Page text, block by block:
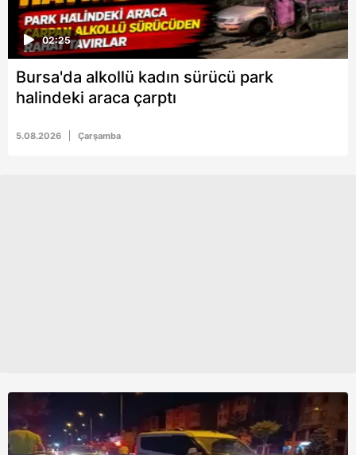
02:25
Bursa'da alkollü kadın sürücü park
halindeki araca çarptı
5.08.2026 Çarşamba